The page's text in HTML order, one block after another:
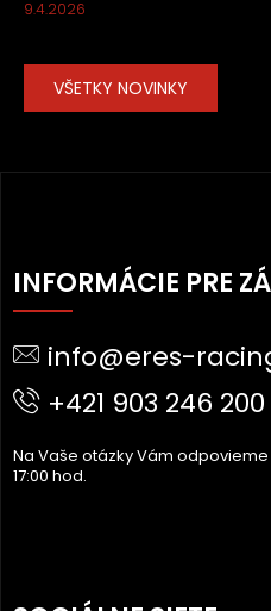
9.4.2026
VŠETKY NOVINKY
Á
P
T
INFORMÁCIE PRE
info@eres-
+421 903 246 200
Na Vaše otázky Vám
17:00 hod.